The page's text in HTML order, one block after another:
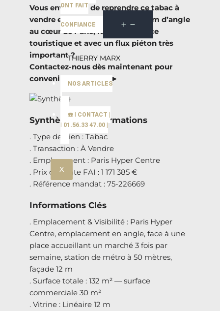
ONT FAIT
CONFIANCE
THIERRY MARX
NOS ARTICLES
☎️ | CONTACT |
| 01.56.33 47.00 |
X
Vous envisagez de reprendre ce tabac à
vendre en emplacement premium d’angle
au cœur de Paris, face à une place
touristique et avec un flux piéton très
important ?
Contactez-nous dès maintenant pour
convenir d’une visite.►
Synthèse des Informations
. Type de bien : Tabac
. Transaction : À Vendre
. Emplacement : Paris Hyper Centre
. Prix de vente FAI : 1 171 385 €
. Référence mandat : 75-226669
Informations Clés
. Emplacement & Visibilité : Paris Hyper
Centre, emplacement en angle, face à une
place accueillant un marché 3 fois par
semaine, station de métro à 50 mètres,
façade 12 m
. Surface totale : 132 m² — surface
commerciale 30 m²
. Vitrine : Linéaire 12 m